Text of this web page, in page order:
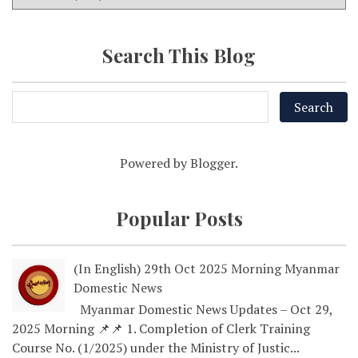
Search This Blog
Powered byBlogger.
Popular Posts
(In English) 29th Oct 2025 Morning Myanmar
Domestic News
Myanmar Domestic News Updates – Oct 29,
2025 Morning 📌📌 1. Completion of Clerk Training
Course No. (1/2025) under the Ministry of Justic...